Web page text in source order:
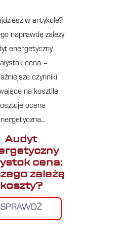
w artykule?
naprawdę zależy
energetyczny
cena –
czynniki
na kosztIle
ocena
Audyt
cena:
zależą
koszty?
SPRAWDŹ